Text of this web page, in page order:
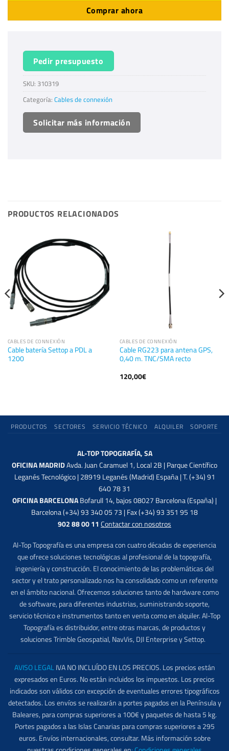
Comprar ahora
Pedir presupuesto
SKU: 310319
Categoría: Cables de connexión
Solicitar más información
PRODUCTOS RELACIONADOS
CABLES DE CONNEXIÓN
Cable batería Settop a PDL a
1200
CABLES DE CONNEXIÓN
Cable RG223 para antena GPS,
0,40 m. TNC/SMA recto
120,00€
PRODUCTOS SECTORES SERVICIO TÉCNICO ALQUILER SOPORTE
AL-TOP TOPOGRAFÍA, SA
OFICINA MADRIDAvda. Juan Caramuel 1, Local 2B | Parque Científico
Leganés Tecnológico | 28919 Leganés (Madrid) España | T. (+34) 91
640 78 31
OFICINA BARCELONABofarull 14, bajos 08027 Barcelona (España) |
Barcelona (+34) 93 340 05 73 | Fax (+34) 93 351 95 18
902 88 00 11 Contactar con nosotros
Al-Top Topografía es una empresa con cuatro décadas de experiencia
que ofrece soluciones tecnológicas al profesional de la topografía,
ingeniería y construcción. El conocimiento de las problemáticas del
sector y el trato personalizado nos ha consolidado como un referente
en el ámbito nacional. Ofrecemos soluciones tanto de hardware como
de software, para diferentes industrias, suministrando soporte,
servicio técnico e instrumentos tanto en venta como en alquiler. Al-Top
Topografía es distribuidor, entre otras marcas, de productos y
soluciones Trimble Geospatial, NavVis, DJI Enterprise y Settop.
AVISO LEGALIVA NO INCLUÍDO EN LOS PRECIOS. Los precios están
expresados en Euros. No están incluidos los impuestos. Los precios
indicados son válidos con excepción de eventuales errores tipográficos
detectados. Los envíos se realizarán a portes pagados en la Península y
Baleares, para compras superiores a 100€ y paquetes de hasta 5 kg.
Portes pagados a las Islas Canarias para compras superiores a 295
euros. Envíos internacionales, consultar. Más información sobre